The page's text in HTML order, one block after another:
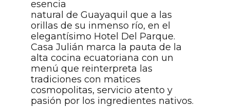
esencia
natural de Guayaquil que a las
orillas de su inmenso río, en el
elegantísimo Hotel Del Parque.
Casa Julián marca la pauta de la
alta cocina ecuatoriana con un
menú que reinterpreta las
tradiciones con matices
cosmopolitas, servicio atento y
pasión por los ingredientes nativos.